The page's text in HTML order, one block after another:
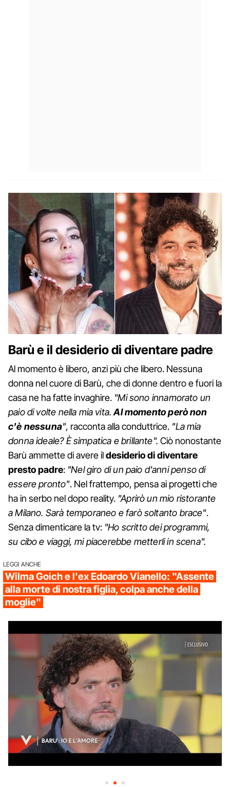
Barù e il desiderio di diventare padre
Al momento è libero, anzi più che libero. Nessuna
donna nel cuore di Barù, che di donne dentro e fuori la
casa ne ha fatte invaghire. "Mi sono innamorato un
paio di volte nella mia vita.Al momento però non
c'è nessuna", racconta alla conduttrice. "La mia
donna ideale? È simpatica e brillante". Ciò nonostante
Barù ammette di avere ildesiderio di diventare
presto padre: "Nel giro di un paio d'anni penso di
essere pronto". Nel frattempo, pensa ai progetti che
ha in serbo nel dopo reality. "Aprirò un mio ristorante
a Milano. Sarà temporaneo e farò soltanto brace".
Senza dimenticare la tv: "Ho scritto dei programmi,
su cibo e viaggi, mi piacerebbe metterli in scena".
LEGGI ANCHE
Wilma Goich e l'ex Edoardo Vianello: "Assente
alla morte di nostra figlia, colpa anche della
moglie"